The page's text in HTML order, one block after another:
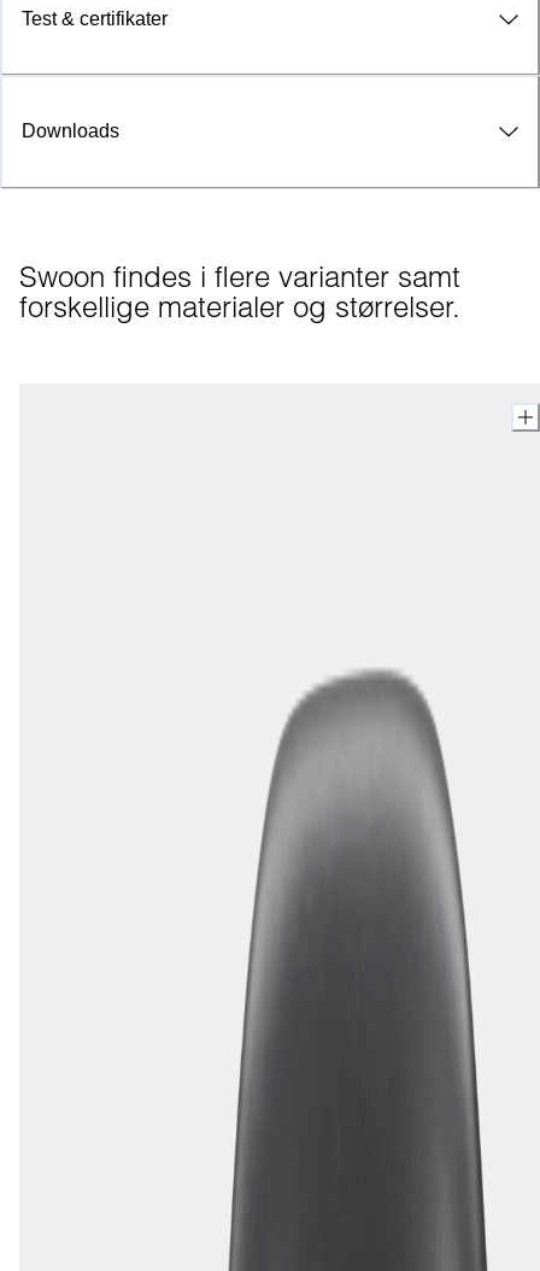
Test & certifikater
Downloads
Swoon findes i flere varianter samt
forskellige materialer og størrelser.